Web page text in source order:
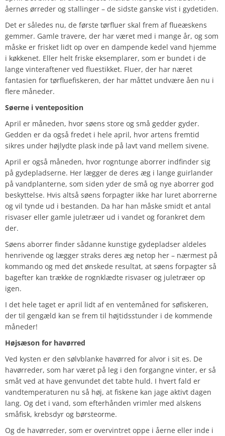
åernes ørreder og stallinger – de sidste ganske vist i gydetiden.
Det er således nu, de første tørfluer skal frem af flueæskens
gemmer. Gamle travere, der har været med i mange år, og som
måske er frisket lidt op over en dampende kedel vand hjemme
i køkkenet. Eller helt friske eksemplarer, som er bundet i de
lange vinteraftener ved fluestikket. Fluer, der har næret
fantasien for tørfluefiskeren, der har måttet undvære åen nu i
flere måneder.
Søerne i venteposition
April er måneden, hvor søens store og små gedder gyder.
Gedden er da også fredet i hele april, hvor artens fremtid
sikres under højlydte plask inde på lavt vand mellem sivene.
April er også måneden, hvor rogntunge aborrer indfinder sig
på gydepladserne. Her lægger de deres æg i lange guirlander
på vandplanterne, som siden yder de små og nye aborrer god
beskyttelse. Hvis altså søens forpagter ikke har luret aborrerne
og vil tynde ud i bestanden. Da har han måske smidt et antal
risvaser eller gamle juletræer ud i vandet og forankret dem
der.
Søens aborrer finder sådanne kunstige gydepladser aldeles
henrivende og lægger straks deres æg netop her – nærmest på
kommando og med det ønskede resultat, at søens forpagter så
bagefter kan trække de rognklædte risvaser og juletræer op
igen.
I det hele taget er april lidt af en ventemåned for søfiskeren,
der til gengæld kan se frem til højtidsstunder i de kommende
måneder!
Højsæson for havørred
Ved kysten er den sølvblanke havørred for alvor i sit es. De
havørreder, som har været på leg i den forgangne vinter, er så
småt ved at have genvundet det tabte huld. I hvert fald er
vandtemperaturen nu så høj, at fiskene kan jage aktivt dagen
lang. Og det i vand, som efterhånden vrimler med alskens
småfisk, krebsdyr og børsteorme.
Og de havørreder, som er overvintret oppe i åerne eller inde i